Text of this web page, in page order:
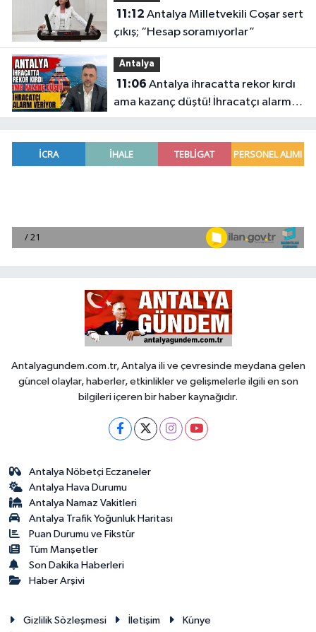
11:12
çıkış; “Hesap soramıyorlar”
Antalya
11:06
ama kazanç düştü! İhracatçı alarm
veriyor
Antalyagundem.com.tr, Antalya ili ve çevresinde meydana gelen
güncel olaylar, haberler, etkinlikler ve gelişmelerle ilgili en son
bilgileri içeren bir haber kaynağıdır.
Antalya Nöbetçi Eczaneler
Antalya Hava Durumu
Antalya Namaz Vakitleri
Antalya Trafik Yoğunluk Haritası
Puan Durumu ve Fikstür
Tüm Manşetler
Son Dakika Haberleri
Haber Arşivi
Gizlilik Sözleşmesi İletişim
Künye